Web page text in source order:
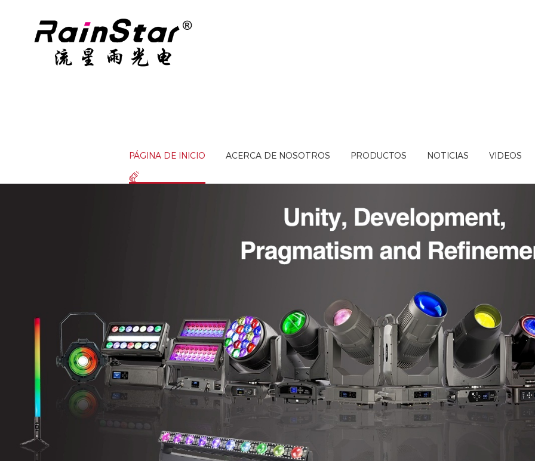
PÁGINA DE INICIO ACERCA DE NOSOTROS PRODUCTOS NOTICIAS VIDEOS